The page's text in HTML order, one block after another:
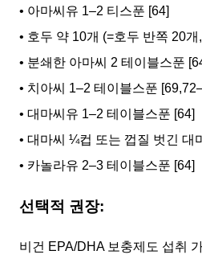
• 아마씨유 1–2 티스푼 [64]
• 호두 약 10개 (=호두 반쪽 20개
• 분쇄한 아마씨 2 테이블스푼
• 치아씨 1–2 테이블스푼
• 대마씨유 1–2 테이블스푼 [64]
• 대마씨 ¼컵 또는 껍질 벗긴 대
• 카놀라유 2–3 테이블스푼 [64]
선택적 권장:
비건 EPA/DHA 보충제도 섭취